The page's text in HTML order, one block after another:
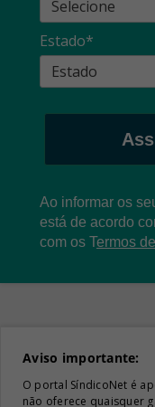
Estado*
Ao informar os
está de acordo
com os Termos
Aviso importante:
O portal SíndicoNet é
não oferece quaisquer